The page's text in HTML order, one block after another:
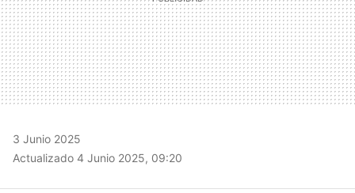
3 Junio 2025
Actualizado 4 Junio 2025, 09:20